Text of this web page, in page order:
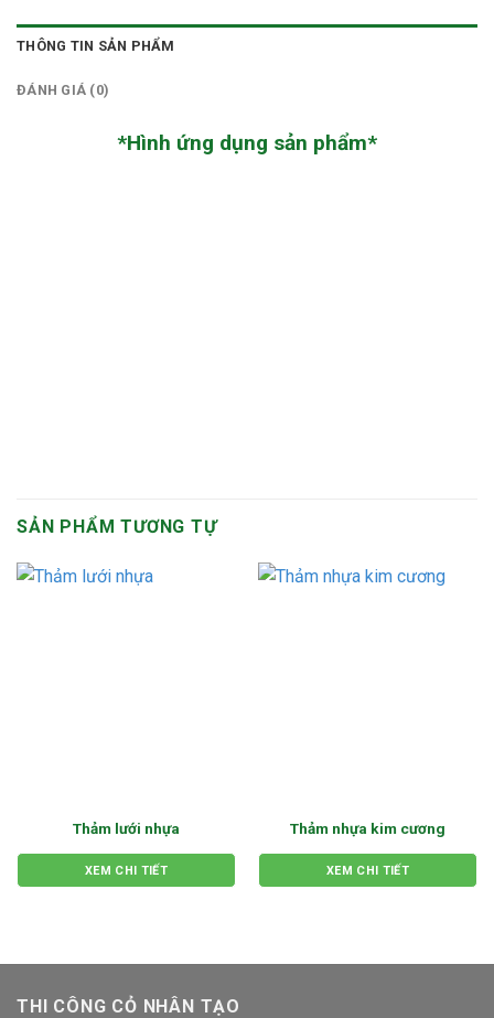
THÔNG TIN SẢN PHẨM
ĐÁNH GIÁ (0)
*Hình ứng dụng sản phẩm*
SẢN PHẨM TƯƠNG TỰ
Thảm lưới nhựa
XEM CHI TIẾT
Thảm nhựa kim cương
XEM CHI TIẾT
THI CÔNG CỎ NHÂN TẠO